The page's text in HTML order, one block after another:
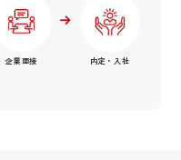
企業面接 内定・入社